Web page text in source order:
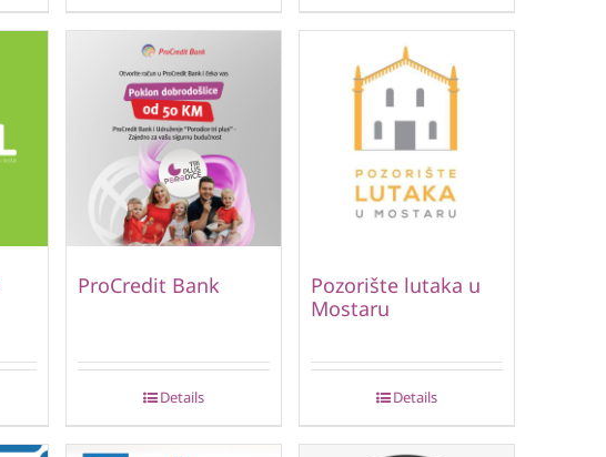
ProCredit Bank
Details
Pozorište lutaka u
Mostaru
Details